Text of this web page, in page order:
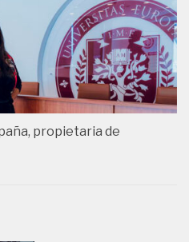
propietaria de